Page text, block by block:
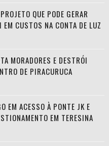
QUE PODE GERAR
CUSTOS NA CONTA DE LUZ
MORADORES E DESTRÓI
DE PIRACURUCA
EM ACESSO À PONTE JK E
EM TERESINA